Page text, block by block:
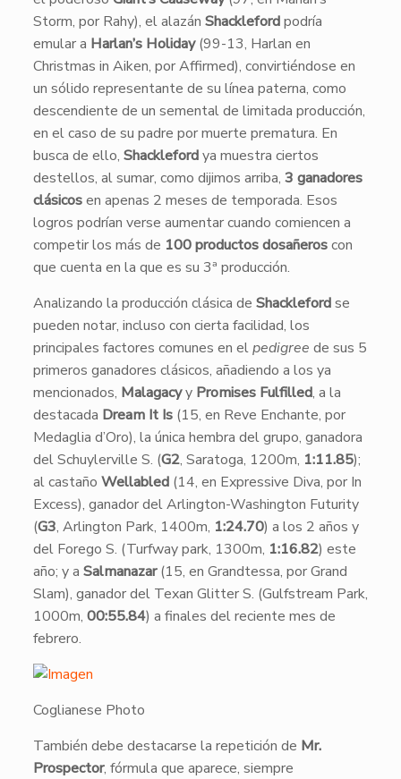
Storm, por Rahy), el alazán Shacklefordpodría
emular a Harlan’s Holiday(99-13, Harlan en
Christmas in Aiken, por Affirmed), convirtiéndose en
un sólido representante de su línea paterna, como
descendiente de un semental de limitada producción,
en el caso de su padre por muerte prematura. En
busca de ello, Shacklefordya muestra ciertos
destellos, al sumar, como dijimos arriba, 3 ganadores
clásicosen apenas 2 meses de temporada. Esos
logros podrían verse aumentar cuando comiencen a
competir los más de 100 productos dosañeroscon
que cuenta en la que es su 3ª producción.
Analizando la producción clásica de Shacklefordse
pueden notar, incluso con cierta facilidad, los
principales factores comunes en elpedigree de sus 5
primeros ganadores clásicos, añadiendo a los ya
mencionados, Malagacyy Promises Fulfilled, a la
destacada Dream It Is(15, en Reve Enchante, por
Medaglia d’Oro), la única hembra del grupo, ganadora
del Schuylerville S. (G2, Saratoga, 1200m, 1:11.85);
al castaño Wellabled(14, en Expressive Diva, por In
Excess), ganador del Arlington-Washington Futurity
(G3, Arlington Park, 1400m, 1:24.70) a los 2 años y
del Forego S. (Turfway park, 1300m, 1:16.82) este
año; y a Salmanazar(15, en Grandtessa, por Grand
Slam), ganador del Texan Glitter S. (Gulfstream Park,
1000m, 00:55.84) a finales del reciente mes de
febrero.
Coglianese Photo
También debe destacarse la repetición de Mr.
Prospector, fórmula que aparece, siempre